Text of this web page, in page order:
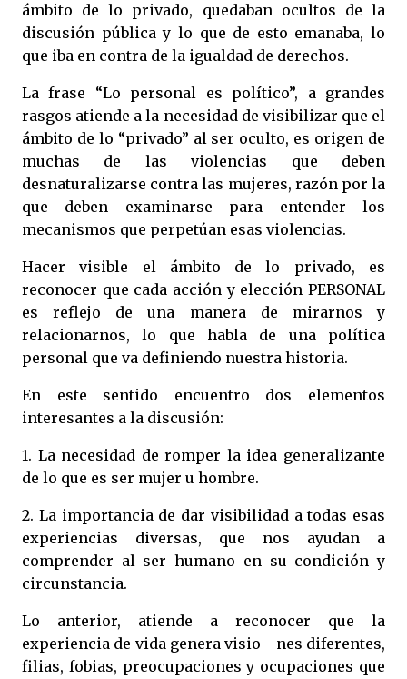
ámbito de lo privado, quedaban ocultos de la
discusión pública y lo que de esto emanaba, lo
que iba en contra de la igualdad de derechos.
La frase “Lo personal es político”, a grandes
rasgos atiende a la necesidad de visibilizar que el
ámbito de lo “privado” al ser oculto, es origen de
muchas de las violencias que deben
desnaturalizarse contra las mujeres, razón por la
que deben examinarse para entender los
mecanismos que perpetúan esas violencias.
Hacer visible el ámbito de lo privado, es
reconocer que cada acción y elección PERSONAL
es reflejo de una manera de mirarnos y
relacionarnos, lo que habla de una política
personal que va definiendo nuestra historia.
En este sentido encuentro dos elementos
interesantes a la discusión:
1. La necesidad de romper la idea generalizante
de lo que es ser mujer u hombre.
2. La importancia de dar visibilidad a todas esas
experiencias diversas, que nos ayudan a
comprender al ser humano en su condición y
circunstancia.
Lo anterior, atiende a reconocer que la
experiencia de vida genera visio - nes diferentes,
filias, fobias, preocupaciones y ocupaciones que